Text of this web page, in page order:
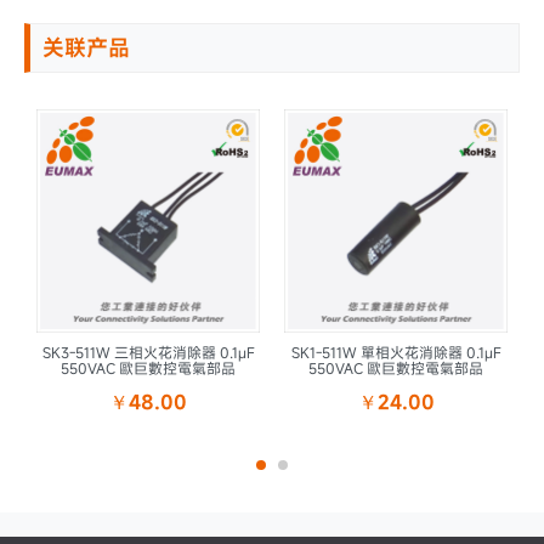
关联产品
SK3-511W 三相火花消除器 0.1μF
550VAC 歐巨數控電氣部品
￥48.00
SK1-511W 單相火花消除器 0.1μF
550VAC 歐巨數控電氣部品
￥24.00